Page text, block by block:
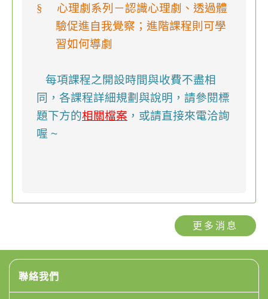
§
心理劇系列－認識心理劇、透過體
驗促進自我覺察；進階課程則可學
習如何導劇
每項課程之開設時間與收費不盡相
同，各課程詳細規劃與說明， 請參閱標
題下方的相關檔案 ，或請直接來電洽詢
喔 ~
更多消息
聯絡我們